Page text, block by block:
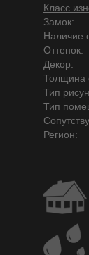
Класс
Замок:
Наличие
Оттенок:
Декор:
Толщина
Тип
Тип
Регион: